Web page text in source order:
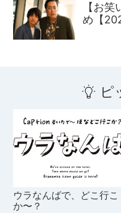
【お
め【
ピ
ウラなんばで、どこ行こ
か〜？